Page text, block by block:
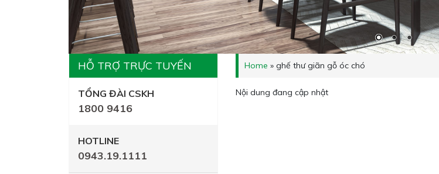
Home » ghế thư giãn gỗ óc chó
Nội dung đang cập nhật
HỖ TRỢ TRỰC TUYẾN
TỔNG ĐÀI CSKH
1800 9416
HOTLINE
0943.19.1111